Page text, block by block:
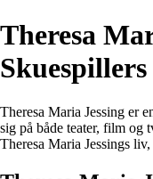
Theresa
Theresa Maria Jessing er
sig på både teater, film og
Theresa Maria Jessings